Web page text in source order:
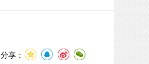
分享：